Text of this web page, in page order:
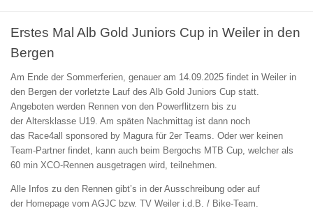
Erstes Mal Alb Gold Juniors Cup in Weiler in den
Bergen
Am Ende der Sommerferien, genauer am 14.09.2025 findet in Weiler in
den Bergen der vorletzte Lauf des Alb Gold Juniors Cup statt.
Angeboten werden Rennen von den Powerflitzern bis zu
der Altersklasse U19. Am späten Nachmittag ist dann noch
das Race4all sponsored by Magura für 2er Teams. Oder wer keinen
Team-Partner findet, kann auch beim Bergochs MTB Cup, welcher als
60 min XCO-Rennen ausgetragen wird, teilnehmen.
Alle Infos zu den Rennen gibt’s in der Ausschreibung oder auf
der Homepage vom AGJC bzw. TV Weiler i.d.B. / Bike-Team.